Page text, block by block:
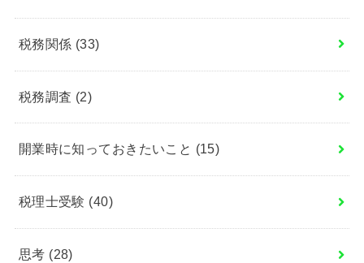
税務関係 (33)
税務調査 (2)
開業時に知っておきたいこと (15)
税理士受験 (40)
思考 (28)